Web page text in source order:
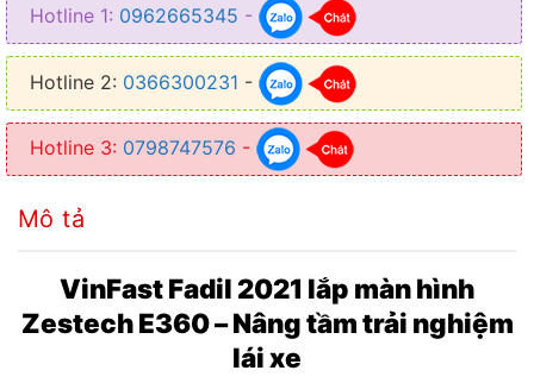
● Chip: Chip 8581A
● Độ phân giải: 1280×720
● Camera 360 độ: Tích hợp sẵn 4 camera góc rộng chuẩn AHD lắp ở
trước, sau và hai bên gương, ghi hình toàn cảnh quanh xe, hỗ trợ
vạch đánh lái theo vô-lăng
● Tính năng bổ sung: Ra lệnh giọng nói tiếng Việt, Chia đôi màn
● Bảo hành: Chính hãng 18 tháng, 1 đổi 1 trong 12 tháng đầu (do lỗi
nhà sản xuất)
● Hỗ trợ điều khiển giọng nói tiếng Việt, dẫn đường, chia đôi màn
hình, tích hợp cảm biến áp suất lốp (tùy chọn),…
Hotline 1: 0962665345 -
Hotline 2: 0366300231 -
Hotline 3: 0798747576 -
Mô tả
VinFast Fadil 2021 lắp màn hình
Zestech E360 – Nâng tầm trải nghiệm
lái xe